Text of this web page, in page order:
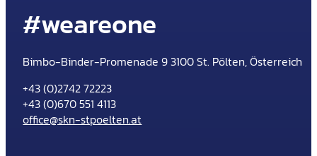
#weareone
Bimbo-Binder-Promenade 9 3100 St. Pölten, Österreich
+43 (0)2742 72223
+43 (0)670 551 4113
office@skn-stpoelten.at